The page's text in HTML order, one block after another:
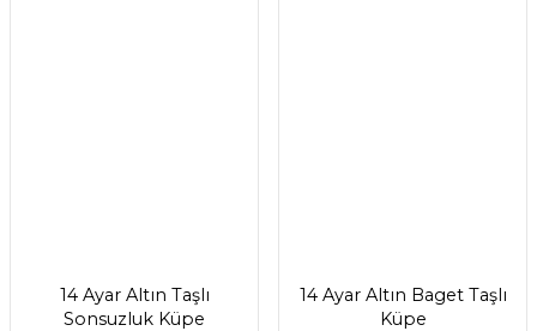
14 Ayar Altın Taşlı
Sonsuzluk Küpe
14 Ayar Altın Baget Taşlı
Küpe